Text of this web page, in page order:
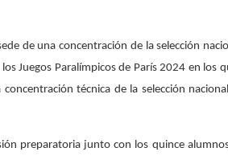
de una concentración de la selección
Juegos Paralímpicos de París 2024 en los
técnica de la selección
preparatoria junto con los quince